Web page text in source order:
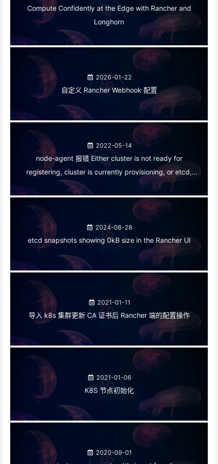
Compute Confidently at the Edge with Rancher and
Longhorn
2026-01-22
自定义 Rancher Webhook 配置
2022-05-14
node-agent 报错 Either cluster is not ready for
registering, cluster is currently provisioning, or etcd,
controlplane and worker node have to be registered
2024-08-28
etcd snapshots showing 0kB size in the Rancher UI
2021-01-11
导入 k8s 集群更新 CA 证书后 Rancher 端的配置操作
2021-01-06
K8S 节点初始化
2020-09-01